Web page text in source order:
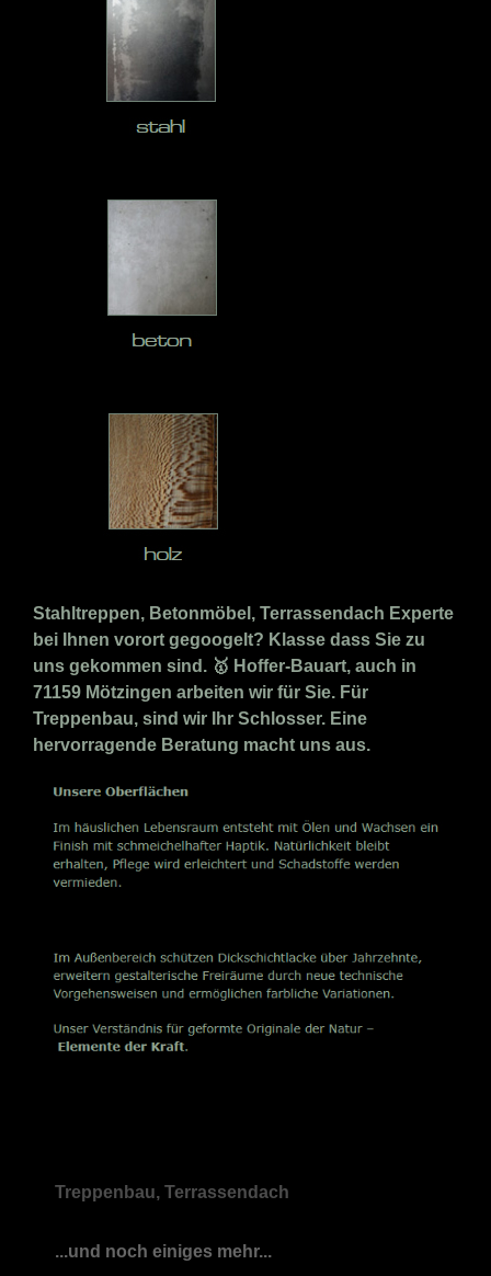
Stahltreppen, Betonmöbel, Terrassendach Experte
bei Ihnen vorort gegoogelt? Klasse dass Sie zu
uns gekommen sind. 🥇 Hoffer-Bauart, auch in
71159 Mötzingen arbeiten wir für Sie. Für
Treppenbau, sind wir Ihr Schlosser. Eine
hervorragende Beratung macht uns aus.
Treppenbau, Terrassendach
...und noch einiges mehr...